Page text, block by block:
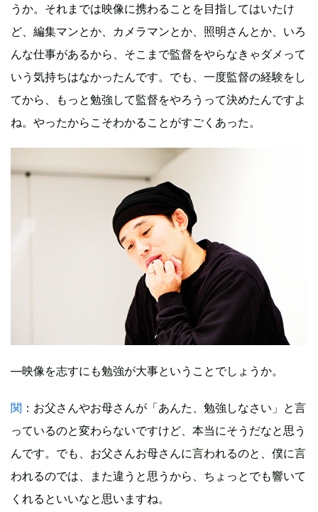
うか。それまでは映像に携わることを目指してはいたけ
ど、編集マンとか、カメラマンとか、照明さんとか、いろ
んな仕事があるから、そこまで監督をやらなきゃダメって
いう気持ちはなかったんです。でも、一度監督の経験をし
てから、もっと勉強して監督をやろうって決めたんですよ
ね。やったからこそわかることがすごくあった。
―映像を志すにも勉強が大事ということでしょうか。
関 ：お父さんやお母さんが「あんた、勉強しなさい」と言
っているのと変わらないですけど、本当にそうだなと思う
んです。でも、お父さんお母さんに言われるのと、僕に言
われるのでは、また違うと思うから、ちょっとでも響いて
くれるといいなと思いますね。